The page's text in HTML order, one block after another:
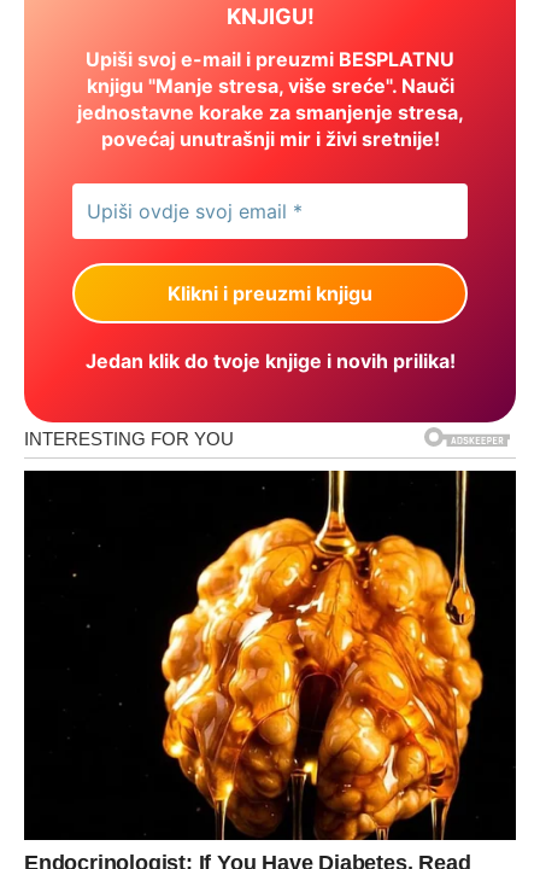
KNJIGU!
Upiši svoj e-mail i preuzmi BESPLATNU
knjigu "Manje stresa, više sreće". Nauči
jednostavne korake za smanjenje stresa,
povećaj unutrašnji mir i živi sretnije!
Jedan klik do tvoje knjige i novih prilika!